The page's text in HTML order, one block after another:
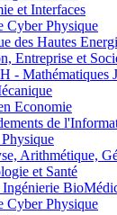
et Interfaces
Cyber Physique
des Hautes
Entreprise et
Mathématiques
Economie
de
Arithmétique,
et Santé
Cyber Physique